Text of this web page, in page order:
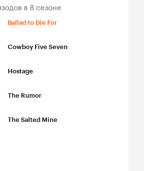
в 8 сезоне
Ballad to Die For
Cowboy Five Seven
Hostage
The Rumor
The Salted Mine